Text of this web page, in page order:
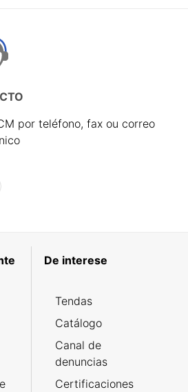
por teléfono, fax ou correo
De interese
Tendas
Catálogo
Canal de
denuncias
Certificaciones